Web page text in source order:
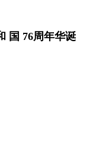
国 76周年华诞